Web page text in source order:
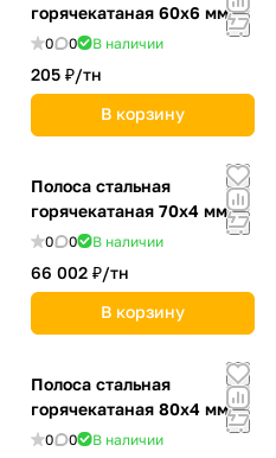
горячекатаная 60х6 мм
0 0 В наличии
205 ₽/тн
В корзину
Полоса стальная
горячекатаная 70х4 мм
0 0 В наличии
66 002 ₽/тн
В корзину
Полоса стальная
горячекатаная 80х4 мм
0 0 В наличии